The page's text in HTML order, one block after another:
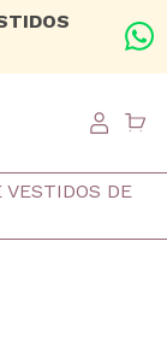
VESTIDOS DE